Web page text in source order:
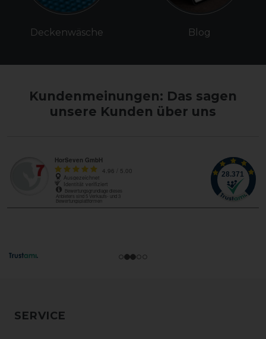
Deckenwäsche Blog
Kundenmeinungen: Das sagen
unsere Kunden über uns
SERVICE